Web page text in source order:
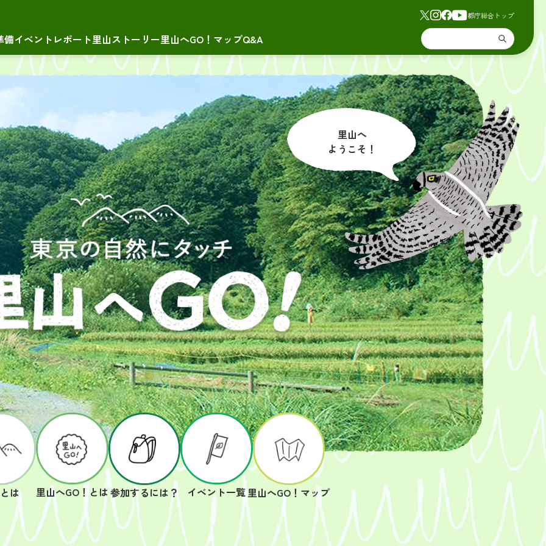
都庁総合トップ
備イベントレポート里山ストーリー里山へGO！マップQ&A
里山へ
ようこそ！
は 里山へGO！とは参加するには？ イベント一覧里山へGO！マップ